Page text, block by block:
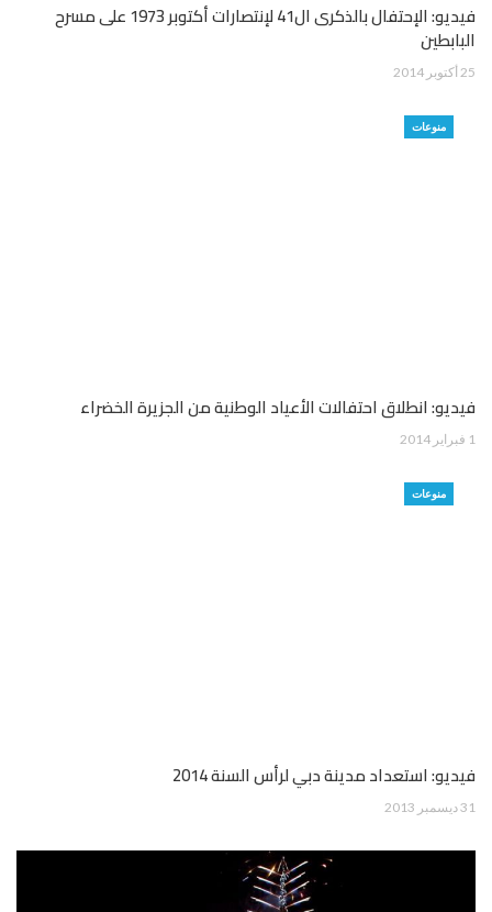
فيديو: الإحتفال بالذكرى ال41 لإنتصارات أكتوبر 1973 على مسرح
البابطين
25 أكتوبر 2014
منوعات
فيديو: انطلاق احتفالات الأعياد الوطنية من الجزيرة الخضراء
1 فبراير 2014
منوعات
فيديو: استعداد مدينة دبي لرأس السنة 2014
31 ديسمبر 2013